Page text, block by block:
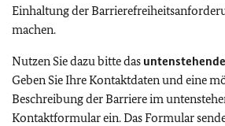
Einhaltung der
machen.
Nutzen Sie dazu bitte das
Geben Sie Ihre Kontaktdaten und eine
Beschreibung der Barriere im
Kontaktformular ein. Das Formular